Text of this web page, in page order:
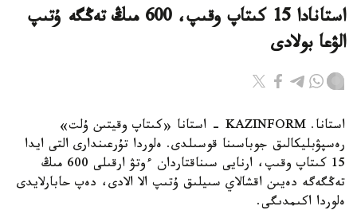
استانادا 15 كىتاپ وقىپ، 600 مىڭ تەڭگە ۇتىپ
الۋعا بولادى
استانا. KAZINFORM - استانا «كىتاپ وقيتىن ۇلت»
رەسپۋبليكالىق جوباسىنا قوسىلدى. ەلوردا تۇرعىندارى التى ايدا
15 كىتاپ وقىپ، ارنايى سىناقتاردان ءوتۋ ارقىلى 600 مىڭ
تەڭگەگە دەيىن اقشالاي سىيلىق ۇتىپ الا الادى، دەپ حابارلايدى
ەلوردا اكىمدىگى.